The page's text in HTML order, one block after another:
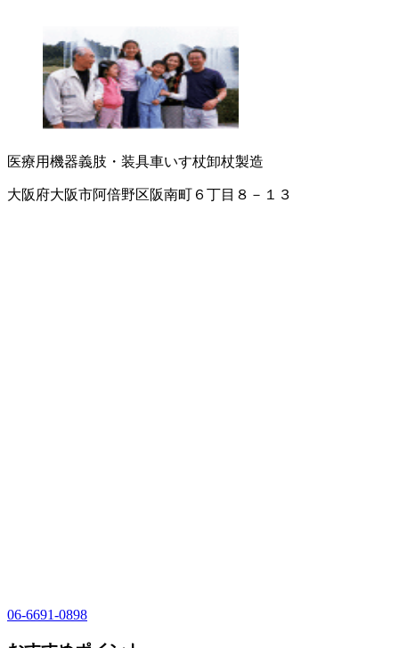
医療用機器義肢・装具車いす杖卸杖製造
大阪府大阪市阿倍野区阪南町６丁目８－１３
06-6691-0898